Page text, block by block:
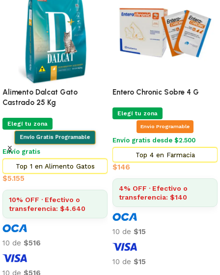
Alimento Dalcat Gato
Castrado 25 Kg
Elegí tu zona
Envío Gratis Programable
Envío gratis
Top 1 en Alimento Gatos
$5.155
10% OFF · Efectivo o
transferencia: $4.640
10 de $516
10 de $516
Entero Chronic Sobre 4 G
Elegí tu zona
Envio Programable
Envío gratis desde $2.500
Top 4 en Farmacia
$146
4% OFF · Efectivo o
transferencia: $140
10 de $15
10 de $15